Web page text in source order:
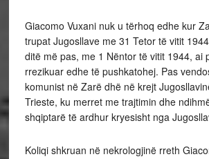
Giacomo Vuxani nuk u tërhoq edhe kur
trupat Jugosllave me 31 Tetor të vitit
ditë më pas, me 1 Nëntor të vitit 1944, ai
rrezikuar edhe të pushkatohej. Pas
komunist në Zarë dhë në krejt
Trieste, ku merret me trajtimin dhe
shqiptarë të ardhur kryesisht nga
Koliqi shkruan në nekrologjinë rreth